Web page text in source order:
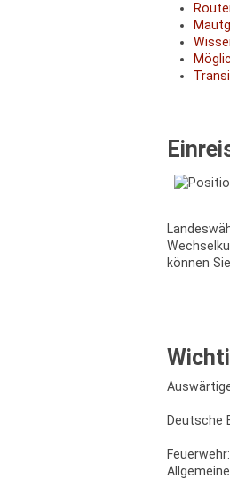
können
Deutsche